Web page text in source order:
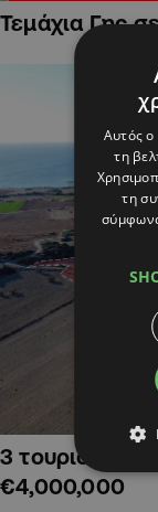
Τεμάχια Γης
3 τουριστικά
€4,000,000
Αυτός ο
τη
τη